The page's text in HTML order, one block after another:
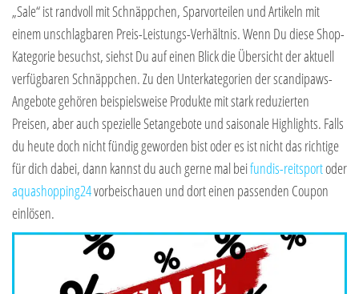
„Sale“ ist randvoll mit Schnäppchen, Sparvorteilen und Artikeln mit
einem unschlagbaren Preis-Leistungs-Verhältnis. Wenn Du diese Shop-
Kategorie besuchst, siehst Du auf einen Blick die Übersicht der aktuell
verfügbaren Schnäppchen. Zu den Unterkategorien der scandipaws-
Angebote gehören beispielsweise Produkte mit stark reduzierten
Preisen, aber auch spezielle Setangebote und saisonale Highlights. Falls
du heute doch nicht fündig geworden bist oder es ist nicht das richtige
für dich dabei, dann kannst du auch gerne mal beifundis-reitsportoder
aquashopping24vorbeischauen und dort einen passenden Coupon
einlösen.